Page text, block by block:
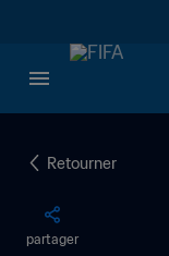
Retourner
partager